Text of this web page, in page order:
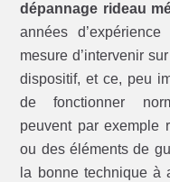
dépannage rideau
années
mesure d’intervenir
dispositif, et ce, peu
de fonctionner
peuvent par exemple
ou des éléments de
la bonne technique à